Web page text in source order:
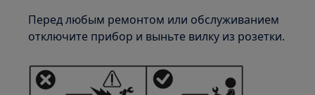
Перед любым ремонтом или обслуживанием
отключите прибор и выньте вилку из розетки.